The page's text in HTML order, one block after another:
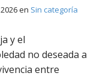
en Sin categoría
y el
no deseada a
entre